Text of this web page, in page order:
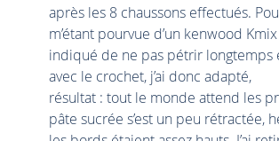
après les 8 chaussons effectués.
m’étant pourvue d’un kenwood
indiqué de ne pas pétrir longtemps
avec le crochet, j’ai donc adapté,
résultat : tout le monde attend les
pâte sucrée s’est un peu rétractée,